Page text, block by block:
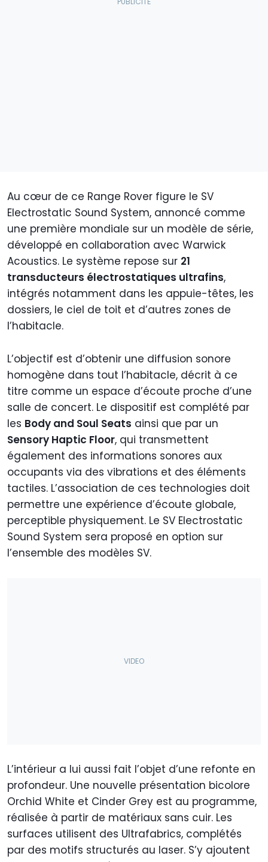
Au cœur de ce Range Rover figure le SV
Electrostatic Sound System, annoncé comme
une première mondiale sur un modèle de série,
développé en collaboration avec Warwick
Acoustics. Le système repose sur 21
transducteurs électrostatiques ultrafins,
intégrés notamment dans les appuie-têtes, les
dossiers, le ciel de toit et d’autres zones de
l’habitacle.
L’objectif est d’obtenir une diffusion sonore
homogène dans tout l’habitacle, décrit à ce
titre comme un espace d’écoute proche d’une
salle de concert. Le dispositif est complété par
les Body and Soul Seats ainsi que par un
Sensory Haptic Floor, qui transmettent
également des informations sonores aux
occupants via des vibrations et des éléments
tactiles. L’association de ces technologies doit
permettre une expérience d’écoute globale,
perceptible physiquement. Le SV Electrostatic
Sound System sera proposé en option sur
l’ensemble des modèles SV.
L’intérieur a lui aussi fait l’objet d’une refonte en
profondeur. Une nouvelle présentation bicolore
Orchid White et Cinder Grey est au programme,
réalisée à partir de matériaux sans cuir. Les
surfaces utilisent des Ultrafabrics, complétés
par des motifs structurés au laser. S’y ajoutent